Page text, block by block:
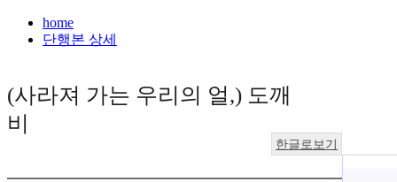
home
단행본 상세
(사라져 가는 우리의 얼,) 도깨
비
한글로보기